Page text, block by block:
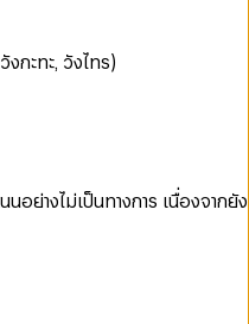
กะทะ, วังไทร)
อย่างไม่เป็นทางการ เนื่องจากยัง